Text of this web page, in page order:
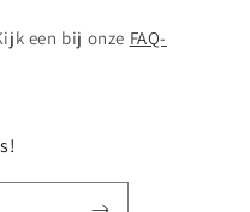
een bij onze FAQ-